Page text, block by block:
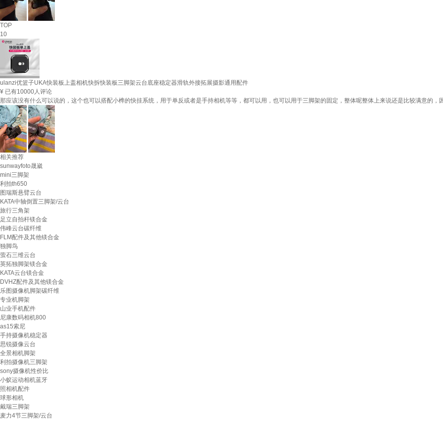
TOP
10
ulanzi优篮子UKA快装板上盖相机快拆快装板三脚架云台底座稳定器滑轨外接拓展摄影通用配件
¥ 已有10000人评论
那应该没有什么可以说的，这个也可以搭配小榫的快挂系统，用于单反或者是手持相机等等，都可以用，也可以用于三脚架的固定，整体呢整体上来说还是比较满意的，
相关推荐
sunwayfoto晟崴
mini三脚架
利拍th650
图瑞斯悬臂云台
KATA中轴倒置三脚架/云台
旅行三角架
足立自拍杆镁合金
伟峰云台碳纤维
FLM配件及其他镁合金
独脚鸟
萤石三维云台
英拓独脚架镁合金
KATA云台镁合金
DVHZ配件及其他镁合金
乐图摄像机脚架碳纤维
专业机脚架
山业手机配件
尼康数码相机800
as15索尼
手持摄像机稳定器
思锐摄像云台
全景相机脚架
利拍摄像机三脚架
sony摄像机性价比
小蚁运动相机蓝牙
照相机配件
球形相机
戴瑞三脚架
麦力4节三脚架/云台